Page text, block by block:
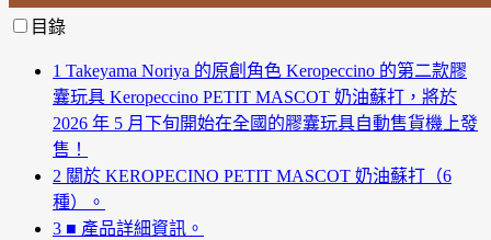
目錄
1 Takeyama Noriya 的原創角色 Keropeccino 的第二款膠
囊玩具 Keropeccino PETIT MASCOT 奶油蘇打，將於
2026 年 5 月下旬開始在全國的膠囊玩具自動售貨機上發
售！
2 關於 KEROPECINO PETIT MASCOT 奶油蘇打（6
種）。
3 ■ 產品詳細資訊。